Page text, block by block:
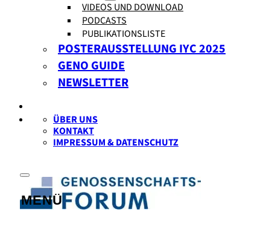
VIDEOS UND DOWNLOAD
PODCASTS
PUBLIKATIONSLISTE
POSTERAUSSTELLUNG IYC 2025
GENO GUIDE
NEWSLETTER
ÜBER UNS
KONTAKT
IMPRESSUM & DATENSCHUTZ